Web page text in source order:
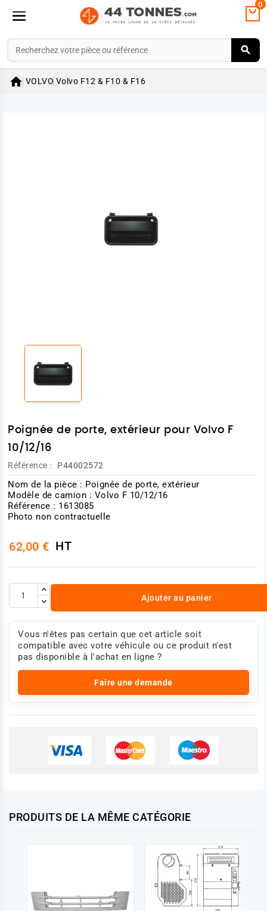
0
 VOLVO Volvo F12 & F10 & F16
Poignée de porte, extérieur pour Volvo F
10/12/16
Référence : P44002572
Nom de la pièce : Poignée de porte, extérieur
Modèle de camion : Volvo F 10/12/16
Référence : 1613085
Photo non contractuelle
62,00 € HT
Ajouter au panier
Vous n'êtes pas certain que cet article soit
compatible avec votre véhicule ou ce produit n'est
pas disponible à l'achat en ligne ?
Faire une demande
PRODUITS DE LA MÊME CATÉGORIE